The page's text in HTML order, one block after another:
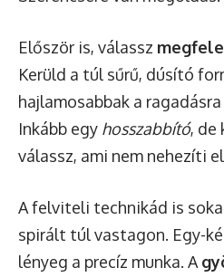
Először is, válassz
Kerüld a túl sűrű, dúsító
hajlamosabbak a
Inkább egy hosszabbító, de
válassz, ami nem nehezíti
A felviteli technikád is
spirált túl vastagon. Egy-
lényeg a precíz munka. A